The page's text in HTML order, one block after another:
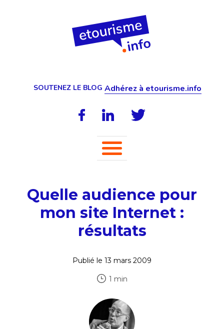
SOUTENEZ LE BLOG Adhérez à etourisme.info
Quelle audience pour
mon site Internet :
résultats
Publié le 13 mars 2009
1 min